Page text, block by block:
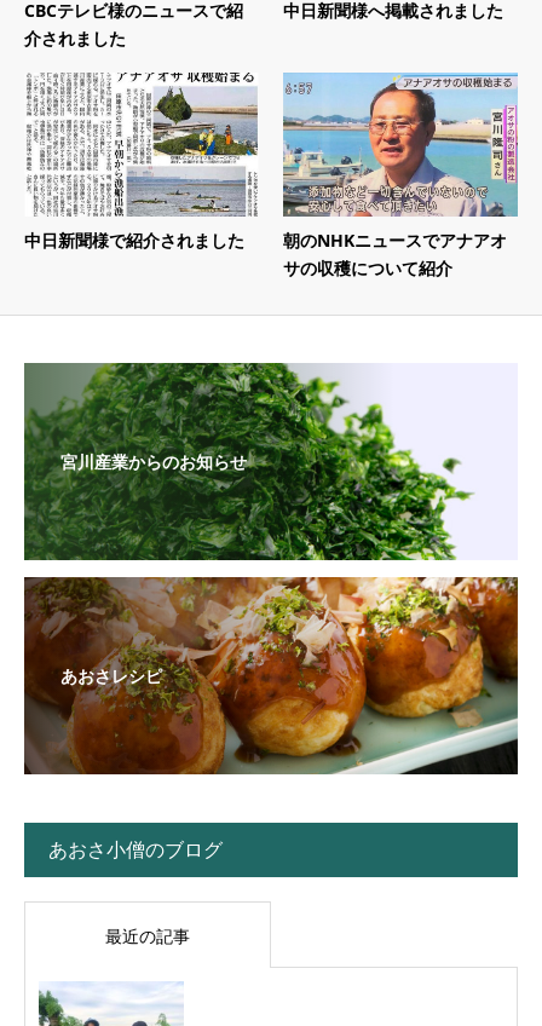
CBCテレビ様のニュースで紹
介されました
中日新聞様へ掲載されました
中日新聞様で紹介されました
朝のNHKニュースでアナアオ
サの収穫について紹介
宮川産業からのお知らせ
あおさレシピ
あおさ小僧のブログ
最近の記事